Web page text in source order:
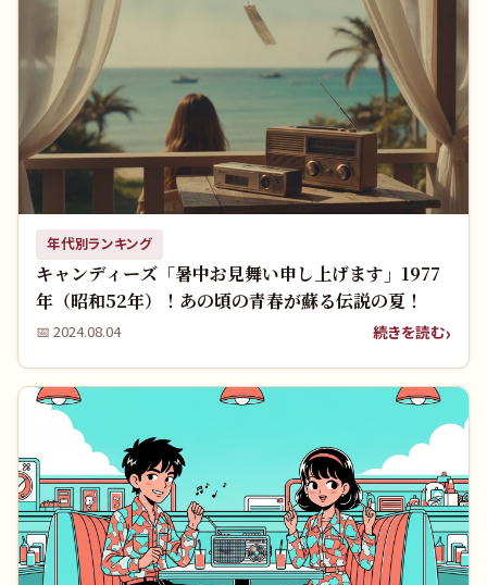
年代別ランキング
キャンディーズ「暑中お見舞い申し上げます」1977
年（昭和52年）！あの頃の青春が蘇る伝説の夏！
📅 2024.08.04 続きを読む